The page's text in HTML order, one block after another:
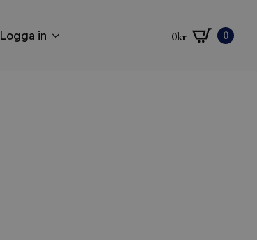
Logga in 0kr 0